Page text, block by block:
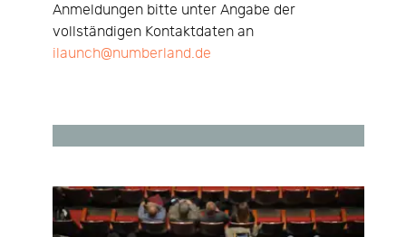
Anmeldungen bitte unter Angabe der
vollständigen Kontaktdaten an
ilaunch@numberland.de